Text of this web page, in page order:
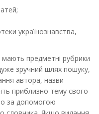
українознавства,
мають предметні рубрики
зручний шлях пошуку,
автора, назви
приблизно тему свого
за допомогою